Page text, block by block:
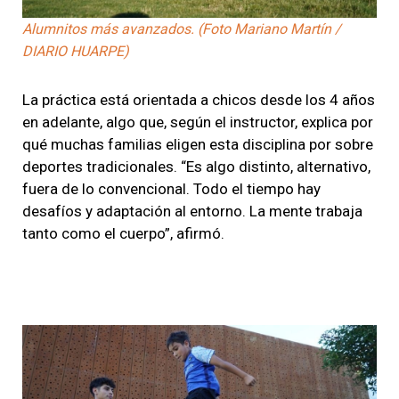
Alumnitos más avanzados. (Foto Mariano Martín /
DIARIO HUARPE)
La práctica está orientada a chicos desde los 4 años
en adelante, algo que, según el instructor, explica por
qué muchas familias eligen esta disciplina por sobre
deportes tradicionales. “Es algo distinto, alternativo,
fuera de lo convencional. Todo el tiempo hay
desafíos y adaptación al entorno. La mente trabaja
tanto como el cuerpo”, afirmó.